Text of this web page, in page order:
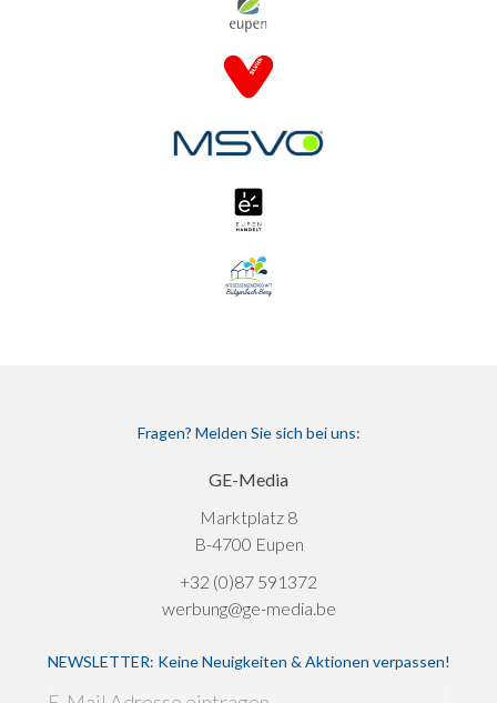
Fragen? Melden Sie sich bei uns:
GE-Media
Marktplatz 8
B-4700 Eupen
+32 (0)87 591372
werbung@ge-media.be
NEWSLETTER: Keine Neuigkeiten & Aktionen verpassen!